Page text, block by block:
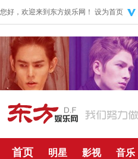
您好，欢迎来到东方娱乐网！ 设为首页
首页 明星 影视 音乐